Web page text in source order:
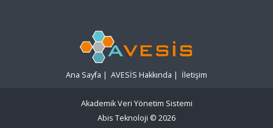
Ana Sayfa | AVESİS Hakkında | İletişim
Akademik Veri Yönetim Sistemi
Abis Teknoloji © 2026